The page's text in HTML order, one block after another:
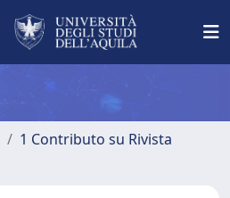
1 Contributo su Rivista